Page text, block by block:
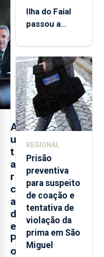
A
u
t
a
r
c
a
d
e
P
o
Ilha do Faial
passou a
de
monitorização
de infrassons
dos Açores
REGIONAL
Prisão
preventiva
para suspeito
de coação e
tentativa de
violação da
prima em São
Miguel